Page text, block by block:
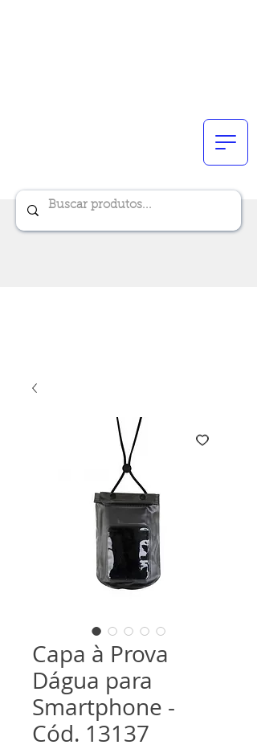
Capa à Prova
Dágua para
Smartphone -
Cód. 13137